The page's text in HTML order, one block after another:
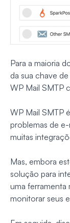
Para a maioria
da sua chave
WP Mail SMTP
WP Mail SMTP
problemas de
muitas
Mas, embora
solução para
uma ferramenta
monitorar seus